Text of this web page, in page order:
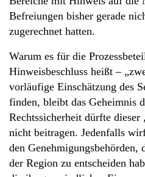
Befreiungen bisher gerade
zugerechnet hatten.
Warum es für die
Hinweisbeschluss heißt –
vorläufige Einschätzung des
finden, bleibt das Geheimnis
Rechtssicherheit dürfte dieser
nicht beitragen. Jedenfalls
den Genehmigungsbehörden,
der Region zu entscheiden